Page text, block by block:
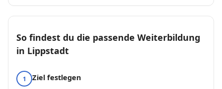
So findest du die passende Weiterbildung
in Lippstadt
1 Ziel festlegen